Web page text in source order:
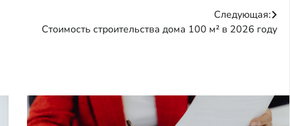
Следующая:
Стоимость строительства дома 100 м² в 2026 году